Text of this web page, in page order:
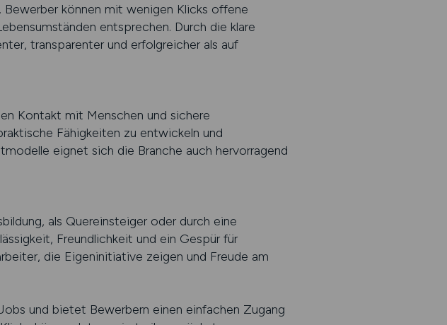
können mit wenigen Klicks offene
entsprechen. Durch die klare
transparenter und erfolgreicher als auf
Kontakt mit Menschen und sichere
Fähigkeiten zu entwickeln und
eignet sich die Branche auch hervorragend
als Quereinsteiger oder durch eine
Freundlichkeit und ein Gespür für
die Eigeninitiative zeigen und Freude am
und bietet Bewerbern einen einfachen Zugang